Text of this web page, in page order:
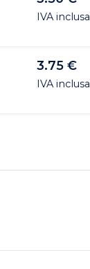
IVA inclusa
3.75 €
IVA inclusa